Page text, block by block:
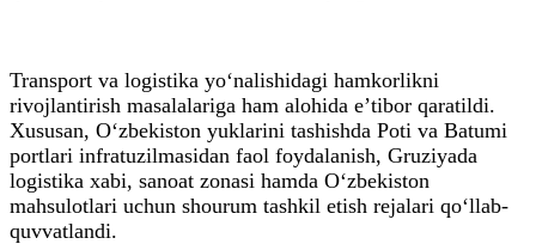
Transport va logistika yo‘nalishidagi hamkorlikni
rivojlantirish masalalariga ham alohida e’tibor qaratildi.
Xususan, O‘zbekiston yuklarini tashishda Poti va Batumi
portlari infratuzilmasidan faol foydalanish, Gruziyada
logistika xabi, sanoat zonasi hamda O‘zbekiston
mahsulotlari uchun shourum tashkil etish rejalari qo‘llab-
quvvatlandi.